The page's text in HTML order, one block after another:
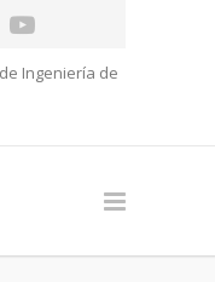
Ingeniería de